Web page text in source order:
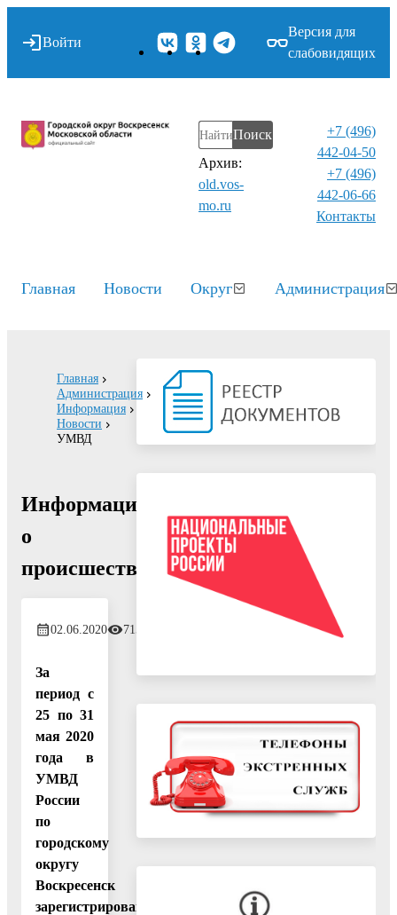
Войти
Версия для
слабовидящих
Поиск
Архив:
old.vos-
mo.ru
+7 (496)
442-04-50
+7 (496)
442-06-66
Контакты⁠
Главная Новости Округ Администрация
Главная
Администрация
Информация
Новости
УМВД
Информация
о
происшествиях
02.06.2020 715
За
период с
25 по 31
мая 2020
года в
УМВД
России
по
городскому
округу
Воскресенск
зарегистрировано